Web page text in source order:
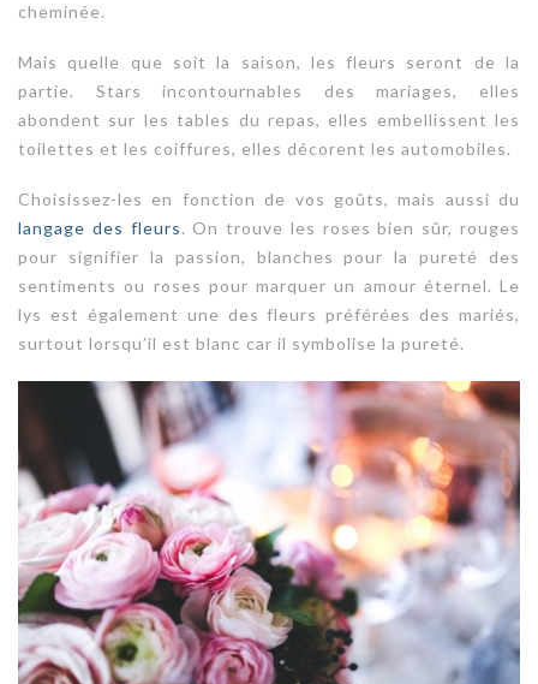
cheminée.
Mais quelle que soit la saison, les fleurs seront de la
partie. Stars incontournables des mariages, elles
abondent sur les tables du repas, elles embellissent les
toilettes et les coiffures, elles décorent les automobiles.
Choisissez-les en fonction de vos goûts, mais aussi du
langage des fleurs. On trouve les roses bien sûr, rouges
pour signifier la passion, blanches pour la pureté des
sentiments ou roses pour marquer un amour éternel. Le
lys est également une des fleurs préférées des mariés,
surtout lorsqu’il est blanc car il symbolise la pureté.